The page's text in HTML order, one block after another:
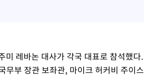
미 레바논 대사가 각국 대표로 참석했다.
무부 장관 보좌관, 마이크 허커비 주이